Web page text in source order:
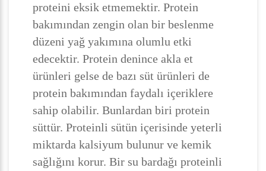
proteini eksik etmemektir. Protein
bakımından zengin olan bir beslenme
düzeni yağ yakımına olumlu etki
edecektir. Protein denince akla et
ürünleri gelse de bazı süt ürünleri de
protein bakımından faydalı içeriklere
sahip olabilir. Bunlardan biri protein
süttür. Proteinli sütün içerisinde yeterli
miktarda kalsiyum bulunur ve kemik
sağlığını korur. Bir su bardağı proteinli